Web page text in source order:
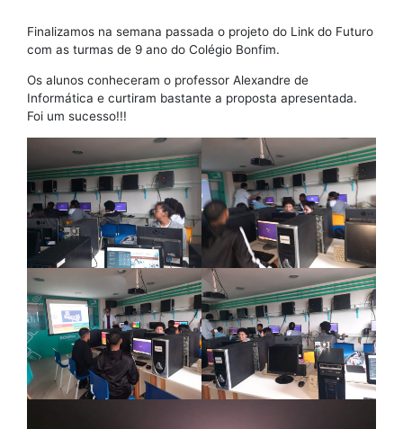
Finalizamos na semana passada o projeto do Link do Futuro
com as turmas de 9 ano do Colégio Bonfim.
Os alunos conheceram o professor Alexandre de
Informática e curtiram bastante a proposta apresentada.
Foi um sucesso!!!